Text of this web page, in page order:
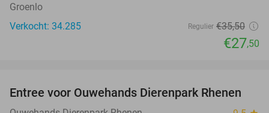
Groenlo
Verkocht: 34.285
Regulier €35,50
€27,50
19%
Entree voor Ouwehands Dierenpark Rhenen